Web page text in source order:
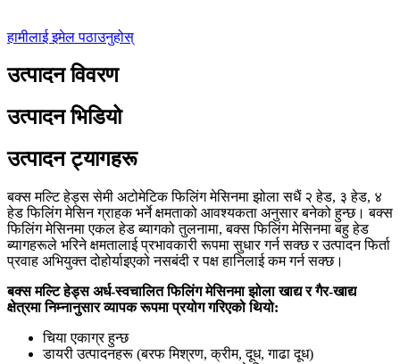
हामीलाई इमेल पठाउनुहोस्
उत्पादन विवरण
उत्पादन भिडियो
उत्पादन ट्यागहरू
बक्स मल्टि हेड्स सेमी अटोमेटिक फिलिंग मेसिनमा झोला सधैं २ हेड, ३ हेड, ४
हेड फिलिंग मेसिन ग्राहक भर्ने क्षमताको आवश्यकता अनुसार बनेको हुन्छ। बक्स
फिलिंग मेसिनमा एकल हेड ब्यागको तुलनामा, बक्स फिलिंग मेसिनमा बहु हेड
ब्यागहरूले भरिने क्षमतालाई प्रभावकारी रूपमा सुधार गर्न सक्छ र उत्पादन फिर्ता
प्रवाह अभियुक्त दोहोर्याइएको नसबंदी र पक्ष हानिलाई कम गर्न सक्छ।
बक्स मल्टि हेड्स अर्ध-स्वचालित फिलिंग मेसिनमा झोला खाद्य र गैर-खाद्य
क्षेत्रमा निम्नानुसार व्यापक रूपमा प्रयोग गरिएको थियो:
चिया एकाग्र हुन्छ
डायरी उत्पादनहरू (बरफ मिश्रण, क्रीम, दूध, गाढा दूध)